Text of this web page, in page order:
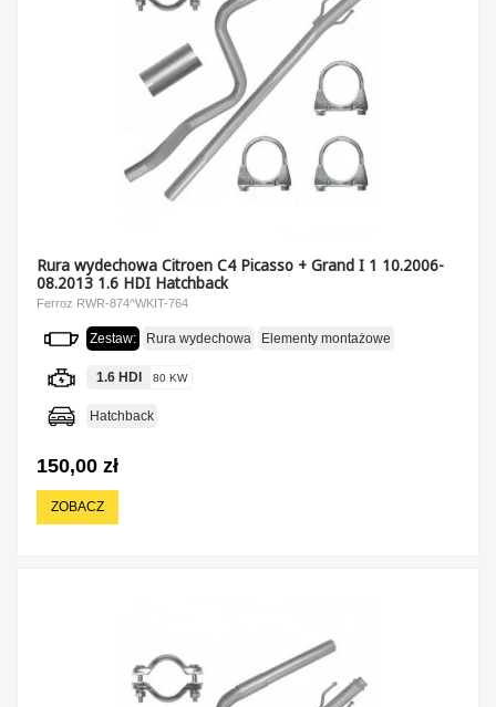
Rura wydechowa Citroen C4 Picasso + Grand I 1 10.2006-
08.2013 1.6 HDI Hatchback
Ferroz RWR-874^WKIT-764
Zestaw: Rura wydechowa Elementy montażowe
1.6 HDI 80 KW
Hatchback
150,00 zł
ZOBACZ